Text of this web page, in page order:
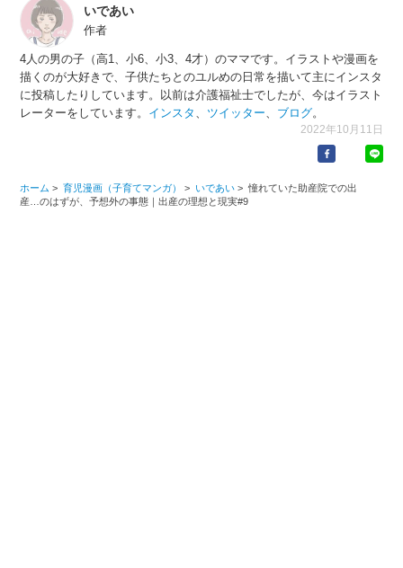
いであい
作者
4人の男の子（高1、小6、小3、4才）のママです。イラストや漫画を
描くのが大好きで、子供たちとのユルめの日常を描いて主にインスタ
に投稿したりしています。以前は介護福祉士でしたが、今はイラスト
レーターをしています。 インスタ 、 ツイッター、 ブログ。
2022年10月11日
ホーム > 育児漫画（子育てマンガ） > いであい > 憧れていた助産院での出
産…のはずが、予想外の事態｜出産の理想と現実#9